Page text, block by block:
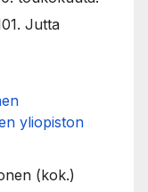
Jutta
yliopiston
(kok.)